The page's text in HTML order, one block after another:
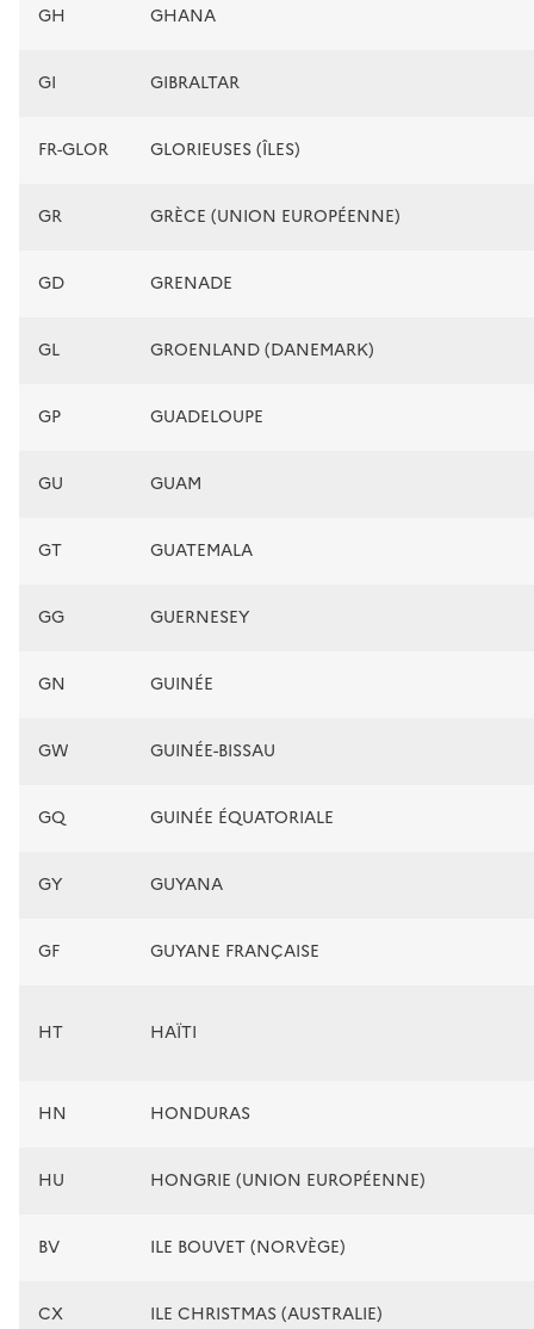
GH GHANA
GI GIBRALTAR
FR-GLOR GLORIEUSES (ÎLES)
GR GRÈCE (UNION EUROPÉENNE)
GD GRENADE
GL GROENLAND (DANEMARK)
GP GUADELOUPE
GU GUAM
GT GUATEMALA
GG GUERNESEY
GN GUINÉE
GW GUINÉE-BISSAU
GQ GUINÉE ÉQUATORIALE
GY GUYANA
GF GUYANE FRANÇAISE
HT HAÏTI
HN HONDURAS
HU HONGRIE (UNION EUROPÉENNE)
BV ILE BOUVET (NORVÈGE)
CX ILE CHRISTMAS (AUSTRALIE)